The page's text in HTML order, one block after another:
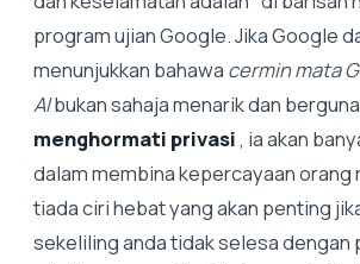
program ujian Google. Jika Google
menunjukkan bahawa cermin mata
AIbukan sahaja menarik dan
menghormati privasi, ia akan
dalam membina kepercayaan orang
tiada ciri hebat yang akan penting
sekeliling anda tidak selesa